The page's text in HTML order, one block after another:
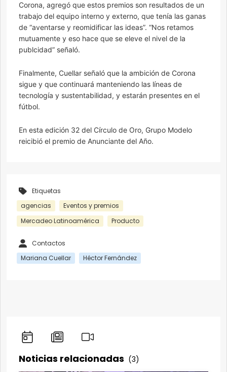
Corona, agregó que estos premios son resultados de un
trabajo del equipo interno y externo, que tenía las ganas
de “aventarse y reomidificar las ideas”. “Nos retamos
mutuamente y eso hace que se eleve el nivel de la
publcidad” señaló.
Finalmente, Cuellar señaló que la ambición de Corona
sigue y que continuará manteniendo las líneas de
tecnología y sustentabilidad, y estarán presentes en el
fútbol.
En esta edición 32 del Círculo de Oro, Grupo Modelo
reicibió el premio de Anunciante del Año.
Etiquetas
agencias
Eventos y premios
Mercadeo Latinoamérica
Producto
Contactos
Mariana Cuellar
Héctor Fernández
Noticias relacionadas (3)